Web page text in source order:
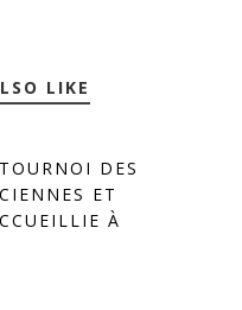
LIKE
DES
ET
À